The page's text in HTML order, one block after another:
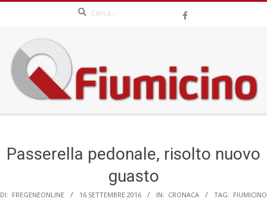
content
QFIUMICINO.COM
Menu
Passerella pedonale, risolto nuovo
guasto
DI: FREGENEONLINE 16 SETTEMBRE 2016 IN: CRONACA TAG: FIUMICINO